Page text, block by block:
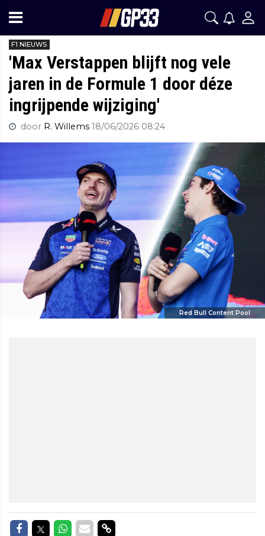
F1 NIEUWS
'Max Verstappen blijft nog vele
jaren in de Formule 1 door déze
ingrijpende wijziging'
door R. Willems 18/06/2026 08:24
Red Bull Content Pool
Delen op Facebook
Delen op Twitter
Delen op Whatsapp
Delen via Mail
Delen via link